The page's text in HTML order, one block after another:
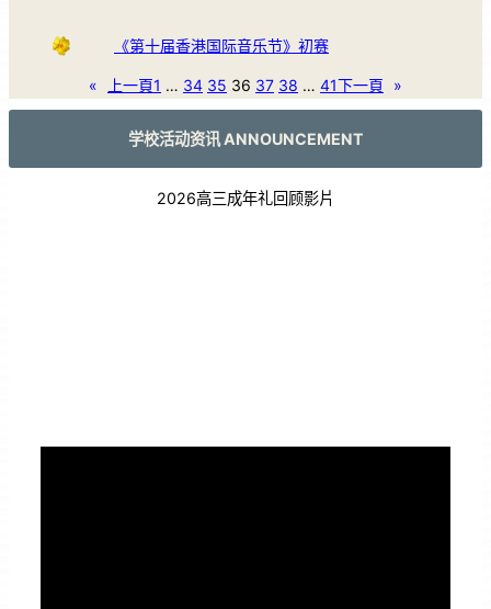
《第十届香港国际音乐节》初赛
« 上一頁1 … 34 35 36 37 38 … 41下一頁 »
学校活动资讯 ANNOUNCEMENT
2026高三成年礼回顾影片